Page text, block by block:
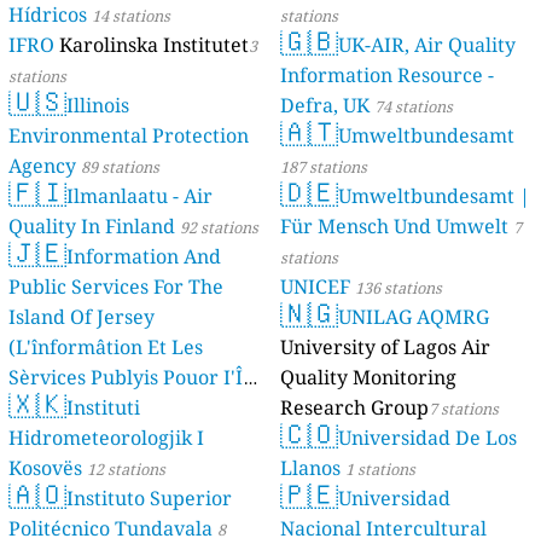
Hídricos 14 stations
IFRO Karolinska Institutet3
stations
🇺🇸Illinois
Environmental Protection
Agency 89 stations
🇫🇮Ilmanlaatu - Air
Quality In Finland 92 stations
🇯🇪Information And
Public Services For The
Island Of Jersey
(L'înformâtion Et Les
Sèrvices Publyis Pouor I'Île
Dé Jèrri) 2 stations
🇽🇰Instituti
Hidrometeorologjik I
Kosovës 12 stations
🇦🇴Instituto Superior
Politécnico Tundavala 8
stations
🇬🇧UK-AIR, Air Quality
Information Resource -
Defra, UK 74 stations
🇦🇹Umweltbundesamt
187 stations
🇩🇪Umweltbundesamt |
Für Mensch Und Umwelt 7
stations
UNICEF 136 stations
🇳🇬UNILAG AQMRG
University of Lagos Air
Quality Monitoring
Research Group7 stations
🇨🇴Universidad De Los
Llanos 1 stations
🇵🇪Universidad
Nacional Intercultural